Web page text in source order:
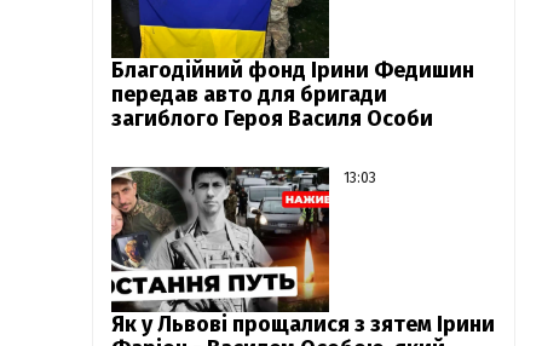
Благодійний фонд Ірини Федишин
передав авто для бригади
загиблого Героя Василя Особи
13:03
Як у Львові прощалися з зятем Ірини